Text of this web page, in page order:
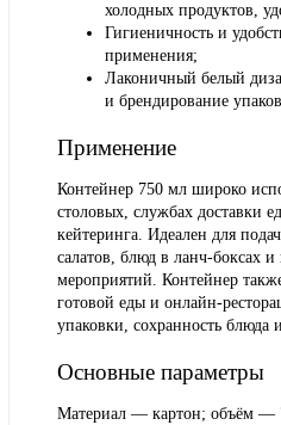
холодных продуктов,
Гигиеничность и
применения;
Лаконичный белый
и брендирование
Применение
Контейнер 750 мл широко
столовых, службах доставки
кейтеринга. Идеален для
салатов, блюд в ланч-боксах
мероприятий. Контейнер
готовой еды и онлайн-
упаковки, сохранность блюда
Основные параметры
Материал — картон; объём —